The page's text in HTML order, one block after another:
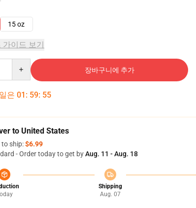
15 oz
가이드 보기
장바구니에 추가
은 01 : 59: 54
to United States
to ship:$6.99
- Order today to get byAug. 11 - Aug. 18
Shipping
Aug. 07